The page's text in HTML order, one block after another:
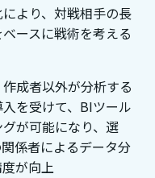
より、対戦相手の長
ースに戦術を考える
成者以外が分析する
を受けて、BIツール
が可能になり、選
係者によるデータ分
が向上